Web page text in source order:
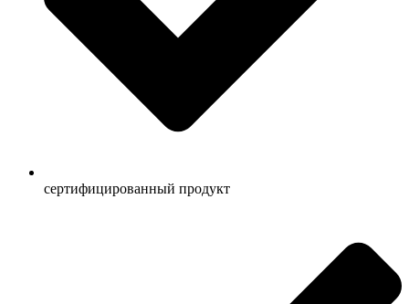
сертифицированный продукт